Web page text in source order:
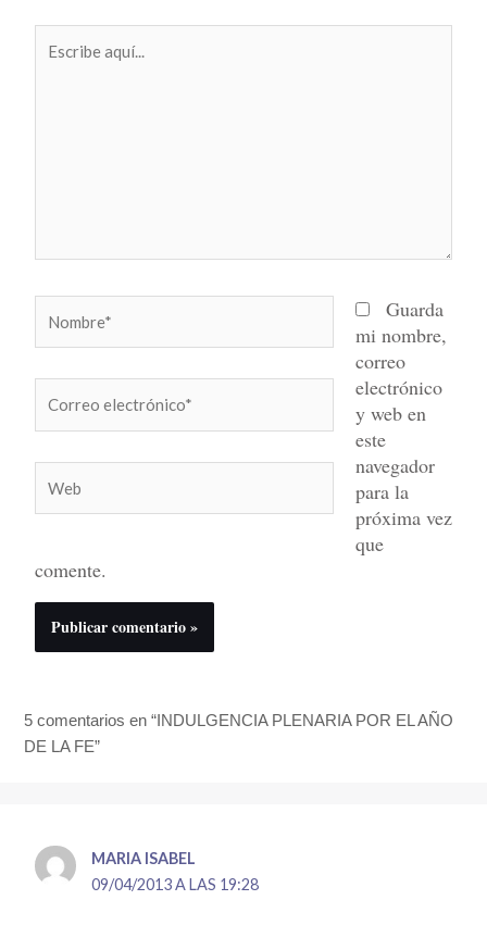
aquí...
electrónico*
Guarda
mi nombre,
correo
electrónico
y web en
este
navegador
para la
próxima vez
que
comente.
5 comentarios en “INDULGENCIA PLENARIA POR EL AÑO
DE LA FE”
MARIA ISABEL
09/04/2013 A LAS 19:28